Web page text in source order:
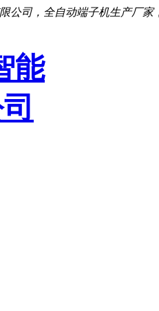
公司，全自动端子机生产厂家